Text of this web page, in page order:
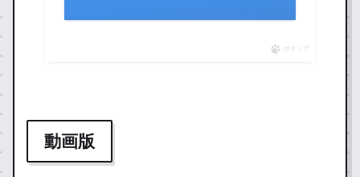
ポチップ
動画版